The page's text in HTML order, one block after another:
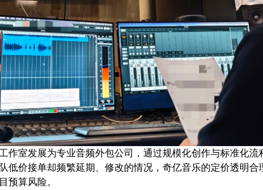
作室发展为专业音频外包公司，通过规模化创作与标准化
低价接单却频繁延期、修改的情况，奇亿音乐的定价透明
预算风险。